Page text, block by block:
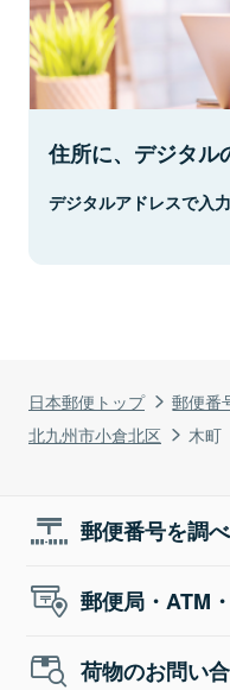
日本郵便トップ 郵便番
北九州市小倉北区
木町
住所に、デジタル
デジタルアドレスで入
郵便番号を調
郵便局・ATM
荷物のお問い